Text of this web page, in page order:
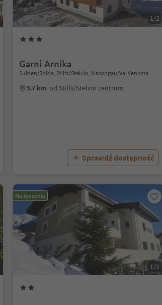
1/2
Garni Arnika
Sulden/Solda, Stilfs/Stelvio, Vinschgau/Val Venosta
9.7 km od Stilfs/Stelvio centrum
Sprawdź dostępność
Na życzenie
1/2